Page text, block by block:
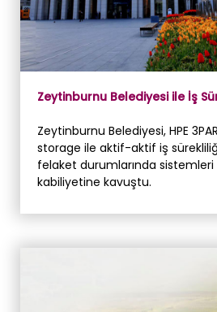
Zeytinburnu Belediyesi ile İş
Zeytinburnu Belediyesi, HPE
storage ile aktif-aktif iş
felaket durumlarında sistemleri
kabiliyetine kavuştu.